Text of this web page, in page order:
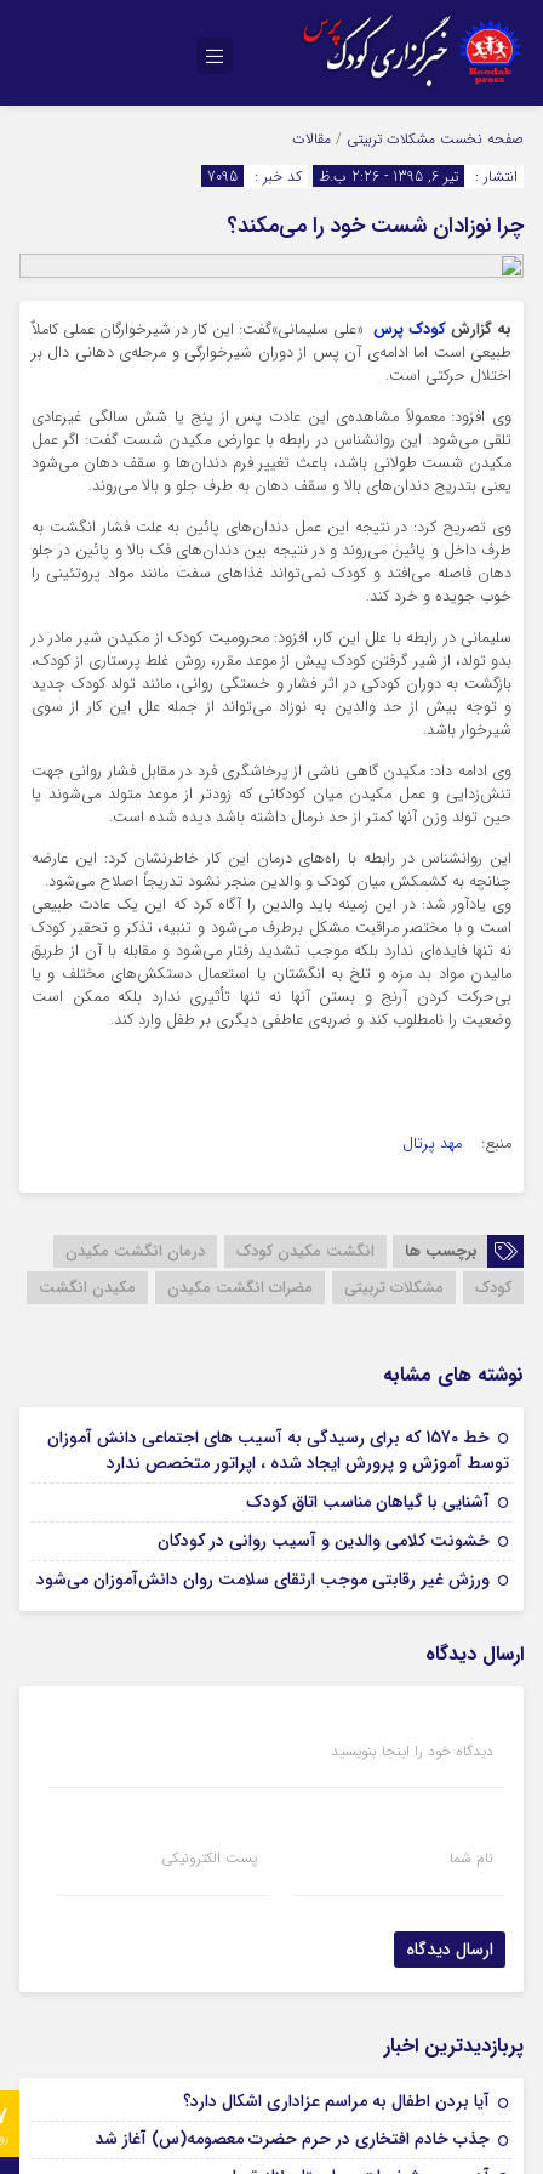
صفحه نخست مشکلات تربیتی / مقالات
انتشار :
تیر 6, 1395 - 2:26 ب.ظ کد خبر : 7095
چرا نوزادان شست خود را می‌مکند؟
به گزارش کودک پرس «علی سلیمانی»گفت: این کار در شیرخوارگان عملی کاملاٌ
طبیعی است اما ادامه‌ی آن پس از دوران شیرخوارگی و مرحله‌ی دهانی دال بر
اختلال حرکتی است.
وی افزود: معمولاً مشاهده‌ی این عادت پس از پنج یا شش سالگی غیرعادی
تلقی می‌شود. این روانشناس در رابطه با عوارض مکیدن شست گفت: اگر عمل
مکیدن شست طولانی باشد، باعث تغییر فرم دندان‌ها و سقف دهان می‌شود
یعنی بتدریج دندان‌های بالا و سقف دهان به طرف جلو و بالا می‌روند.
وی تصریح کرد: در نتیجه این عمل دندان‌های پائین به علت فشار انگشت به
طرف داخل و پائین می‌روند و در نتیجه بین دندان‌های فک بالا و پائین در جلو
دهان فاصله می‌افتد و کودک نمی‌تواند غذاهای سفت مانند مواد پروتئینی را
خوب جویده و خرد کند.
سلیمانی در رابطه با علل این کار، افزود: محرومیت کودک از مکیدن شیر مادر در
بدو تولد، از شیر گرفتن کودک پیش از موعد مقرر، روش غلط پرستاری از کودک،
بازگشت به دوران کودکی در اثر فشار و خستگی روانی، مانند تولد کودک جدید
و توجه بیش از حد والدین به نوزاد می‌تواند از جمله علل این کار از سوی
شیرخوار باشد.
وی ادامه داد: مکیدن گاهی ناشی از پرخاشگری فرد در مقابل فشار روانی جهت
تنش‌زدایی و عمل مکیدن میان کودکانی که زودتر از موعد متولد می‌شوند یا
حین تولد وزن آنها کمتر از حد نرمال داشته باشد دیده شده است.
این روانشناس در رابطه با راه‌های درمان این کار خاطرنشان کرد: این عارضه
چنانچه به کشمکش میان کودک و والدین منجر نشود تدریجاً اصلاح می‌شود.
وی یادآور شد: در این زمینه باید والدین را آگاه کرد که این یک عادت طبیعی
است و با مختصر مراقبت مشکل برطرف می‌شود و تنبیه، تذکر و تحقیر کودک
نه تنها فایده‌ای ندارد بلکه موجب تشدید رفتار می‌شود و مقابله با آن از طریق
مالیدن مواد بد مزه و تلخ به انگشتان یا استعمال دستکش‌های مختلف و یا
بی‌حرکت کردن آرنج و بستن آنها نه تنها تأثیری ندارد بلکه ممکن است
وضعیت را نامطلوب کند و ضربه‌ی عاطفی دیگری بر طفل وارد کند.
منبع: مهد پرتال
برچسب ها انگشت مکیدن کودک
درمان انگشت مکیدن
کودک
مشکلات تربیتی مضرات انگشت مکیدن مکیدن انگشت
نوشته های مشابه
خط 1570 که برای رسیدگی به آسیب های اجتماعی دانش آموزان
توسط آموزش و پرورش ایجاد شده ، اپراتور متخصص ندارد
آشنایی با گیاهان مناسب اتاق کودک
خشونت کلامی والدین و آسیب روانی در کودکان
ورزش غیر رقابتی موجب ارتقای سلامت روان دانش‌آموزان می‌شود
ارسال دیدگاه
دیدگاه خود را اینجا بنویسید
نام شما پست الکترونیکی
پربازدیدترین اخبار
آیا بردن اطفال به مراسم عزادارى اشکال دارد؟
جذب خادم افتخاری در حرم حضرت معصومه(س) آغاز شد